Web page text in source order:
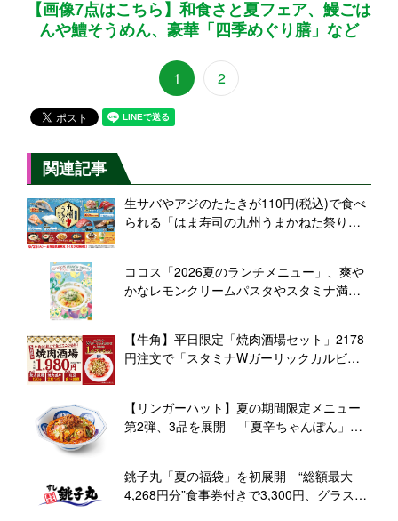
【画像7点はこちら】和食さと夏フェア、鰻ごは
んや鱧そうめん、豪華「四季めぐり膳」など
1 2
関連記事
生サバやアジのたたきが110円(税込)で食べ
られる「はま寿司の九州うまかねた祭り」
ココス「2026夏のランチメニュー」、爽や
かなレモンクリームパスタやスタミナ満点
【牛角】平日限定「焼肉酒場セット」2178
円注文で「スタミナWガーリックカルビ」1
【リンガーハット】夏の期間限定メニュー
第2弾、3品を展開 「夏辛ちゃんぽん」が
銚子丸「夏の福袋」を初展開 “総額最大
4,268円分”食事券付きで3,300円、グラスな